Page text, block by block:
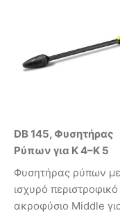
DB 145, Φυσητήρας
Ρύπων για K 4–K 5
Φυσητήρας ρύπων με
ισχυρό περιστροφικό
ακροφύσιο Middle